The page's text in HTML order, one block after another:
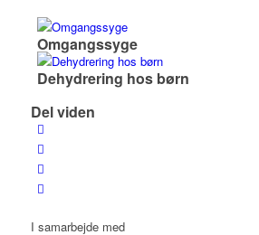
Omgangssyge
Dehydrering hos børn
Del viden
I samarbejde med